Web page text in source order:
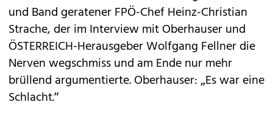
und Band geratener FPÖ-Chef Heinz-Christian
Strache, der im Interview mit Oberhauser und
ÖSTERREICH-Herausgeber Wolfgang Fellner die
Nerven wegschmiss und am Ende nur mehr
brüllend argumentierte. Oberhauser: „Es war eine
Schlacht.“